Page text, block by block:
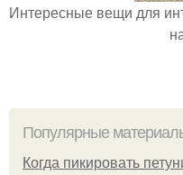
Интересные вещи для
Популярные
Когда пикировать